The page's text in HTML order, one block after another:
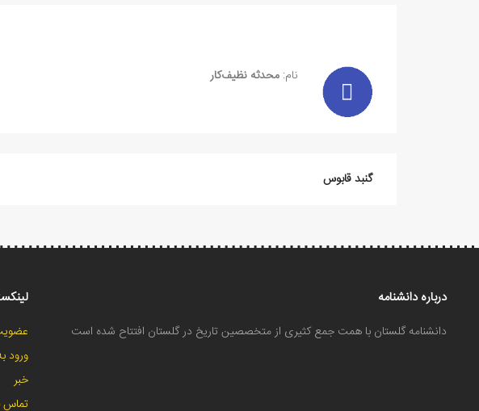
نام:محدثه نظیف‌کار
گنبد قابوس
درباره دانشنامه
دانشنامه گلستان با همت جمع کثیری از متخصصین تاریخ در گلستان افتتاح شده است
ورود
خبر
تماس